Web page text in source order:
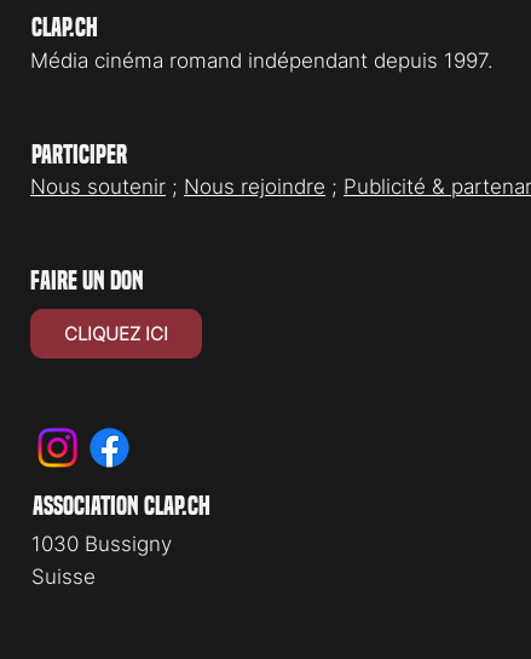
Clap.ch
Média cinéma romand indépendant depuis 1997.
Participer
Nous soutenir ; Nous rejoindre ; Publicité &
faire un don
CLIQUEZ ICI
association clap.ch
1030 Bussigny
Suisse